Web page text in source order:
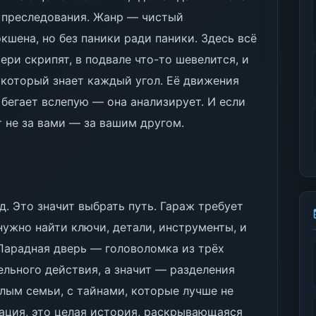
Жанр — чистый
но без паники ради паники. Здесь всё
скрипят, в подвале что-то шевелится, и
знает каждый угол. Её движения
вслепую — она анализирует. И если
за вами — за вашим другом.
Это значит выбрать путь. Гараж требует
найти ключи, детали, инструменты, и
дверь — головоломка из трёх
действия, а значит — разделения
семьи, с тайнами, которые лучше не
это целая история, раскрывающаяся